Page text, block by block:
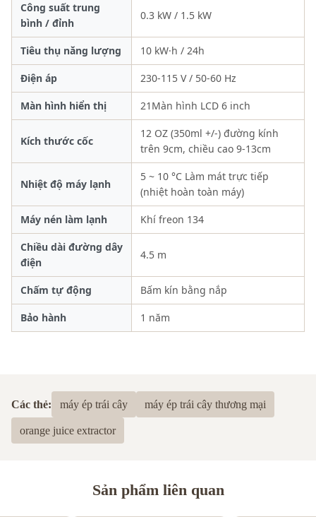
Công suất trung
bình / đỉnh
0.3 kW / 1.5 kW
Tiêu thụ năng lượng 10 kW·h / 24h
Điện áp 230-115 V / 50-60 Hz
Màn hình hiển thị 21Màn hình LCD 6 inch
Kích thước cốc
12 OZ (350ml +/-) đường kính
trên 9cm, chiều cao 9-13cm
Nhiệt độ máy lạnh
5 ~ 10 °C Làm mát trực tiếp
(nhiệt hoàn toàn máy)
Máy nén làm lạnh Khí freon 134
Chiều dài đường dây
điện
4.5 m
Chấm tự động Bấm kín bằng nắp
Bảo hành 1 năm
Các thẻ: máy ép trái cây máy ép trái cây thương mại
orange juice extractor
Sản phẩm liên quan